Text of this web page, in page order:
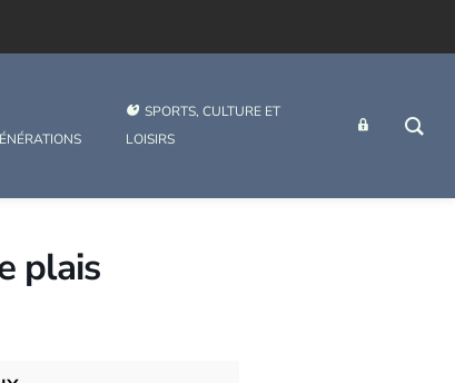
SPORTS, CULTURE ET
LOISIRS
INTRANET
plais